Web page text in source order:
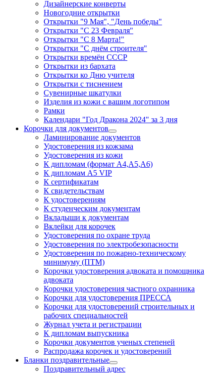
Дизайнерские конверты
Новогодние открытки
Открытки "9 Мая", "День победы"
Открытки "С 23 Февраля"
Открытки "С 8 Марта!"
Открытки "С днём строителя"
Открытки времён СССР
Открытки из бархата
Открытки ко Дню учителя
Открытки с тиснением
Сувенирные шкатулки
Изделия из кожи с вашим логотипом
Рамки
Календари "Год Дракона 2024" за 3 дня
Корочки для документов
Ламинирование документов
Удостоверения из кожзама
Удостоверения из кожи
К дипломам (формат А4,А5,А6)
К дипломам А5 VIP
К сертификатам
К свидетельствам
К удостоверениям
К студенческим документам
Вкладыши к документам
Вклейки для корочек
Удостоверения по охране труда
Удостоверения по электробезопасности
Удостоверения по пожарно-техническому
минимуму (ПТМ)
Корочки удостоверения адвоката и помощника
адвоката
Корочки удостоверения частного охранника
Корочки для удостоверения ПРЕССА
Корочки для удостоверений строительных и
рабочих специальностей
Журнал учета и регистрации
К дипломам выпускника
Корочки документов ученых степеней
Распродажа корочек и удостоверений
Бланки поздравительные
Поздравительный адрес